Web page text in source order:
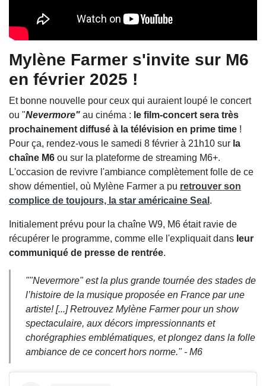
Mylène Farmer s'invite sur M6
en février 2025 !
Et bonne nouvelle pour ceux qui auraient loupé le concert
ou "Nevermore" au cinéma : le film-concert sera très
prochainement diffusé à la télévision en prime time !
Pour ça, rendez-vous le samedi 8 février à 21h10 sur la
chaîne M6 ou sur la plateforme de streaming M6+.
L'occasion de revivre l'ambiance complètement folle de ce
show démentiel, où Mylène Farmer a pu retrouver son
complice de toujours, la star américaine Seal .
Initialement prévu pour la chaîne W9, M6 était ravie de
récupérer le programme, comme elle l'expliquait dans leur
communiqué de presse de rentrée.
""Nevermore" est la plus grande tournée des stades de
l’histoire de la musique proposée en France par une
artiste! [...] Retrouvez Mylène Farmer pour un show
spectaculaire, aux décors impressionnants et
chorégraphies emblématiques, et plongez dans la folle
ambiance de ce concert hors norme." - M6